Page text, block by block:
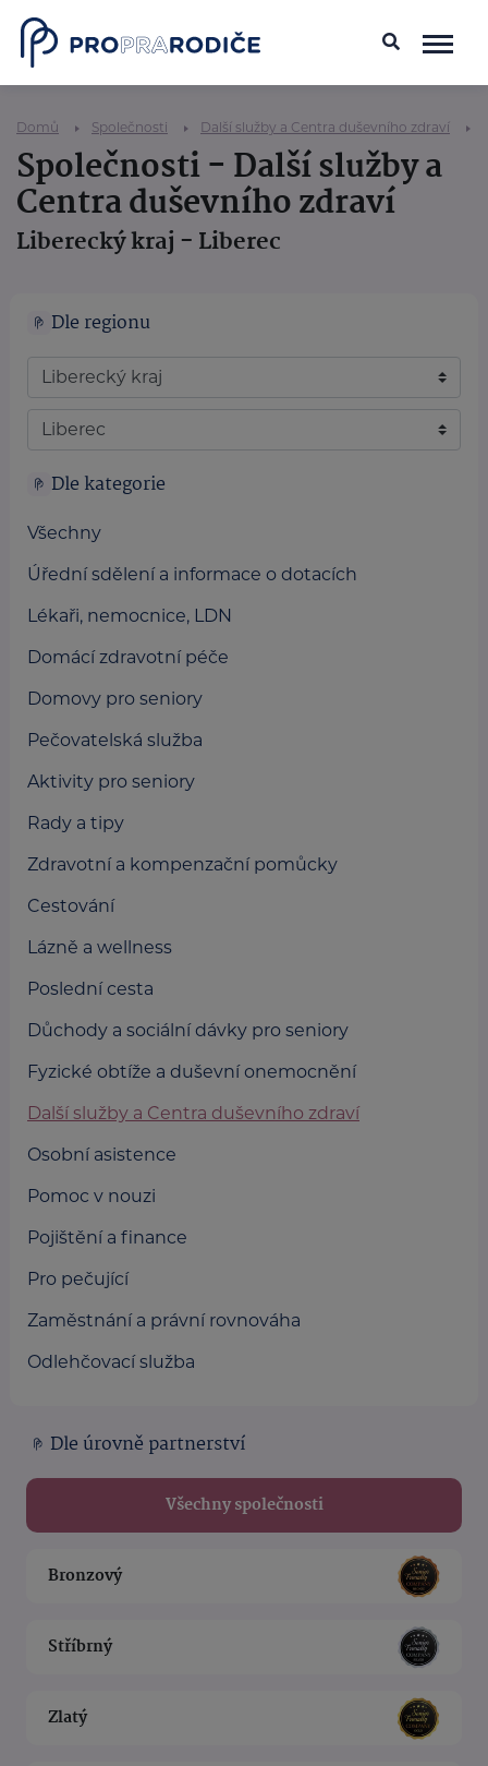
Domů Společnosti Další služby a Centra duševního zdraví
Společnosti - Další služby a
Centra duševního zdraví
Liberecký kraj - Liberec
Dle regionu
Dle kategorie
Všechny
Úřední sdělení a informace o dotacích
Lékaři, nemocnice, LDN
Domácí zdravotní péče
Domovy pro seniory
Pečovatelská služba
Aktivity pro seniory
Rady a tipy
Zdravotní a kompenzační pomůcky
Cestování
Lázně a wellness
Poslední cesta
Důchody a sociální dávky pro seniory
Fyzické obtíže a duševní onemocnění
Další služby a Centra duševního zdraví
Osobní asistence
Pomoc v nouzi
Pojištění a finance
Pro pečující
Zaměstnání a právní rovnováha
Odlehčovací služba
Dle úrovně partnerství
Všechny společnosti
Bronzový
Stříbrný
Zlatý